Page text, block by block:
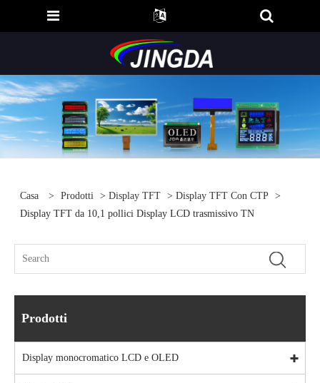
Casa > Prodotti >Display TFT >Display TFT Con CTP >
Display TFT da 10,1 pollici Display LCD trasmissivo TN
Prodotti
Display monocromatico LCD e OLED